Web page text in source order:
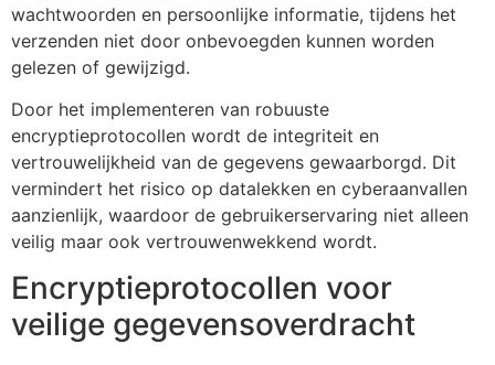
wachtwoorden en persoonlijke informatie, tijdens het
verzenden niet door onbevoegden kunnen worden
gelezen of gewijzigd.
Door het implementeren van robuuste
encryptieprotocollen wordt de integriteit en
vertrouwelijkheid van de gegevens gewaarborgd. Dit
vermindert het risico op datalekken en cyberaanvallen
aanzienlijk, waardoor de gebruikerservaring niet alleen
veilig maar ook vertrouwenwekkend wordt.
Encryptieprotocollen voor
veilige gegevensoverdracht